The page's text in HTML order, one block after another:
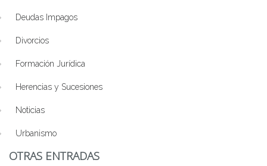
Deudas Impagos
Divorcios
Formación Jurídica
Herencias y Sucesiones
Noticias
Urbanismo
OTRAS ENTRADAS